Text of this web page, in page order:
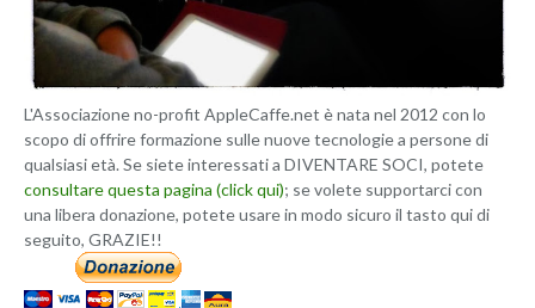
L'Associazione no-profit AppleCaffe.net è nata nel 2012 con lo
scopo di offrire formazione sulle nuove tecnologie a persone di
qualsiasi età. Se siete interessati a DIVENTARE SOCI, potete
consultare questa pagina (click qui); se volete supportarci con
una libera donazione, potete usare in modo sicuro il tasto qui di
seguito, GRAZIE!!